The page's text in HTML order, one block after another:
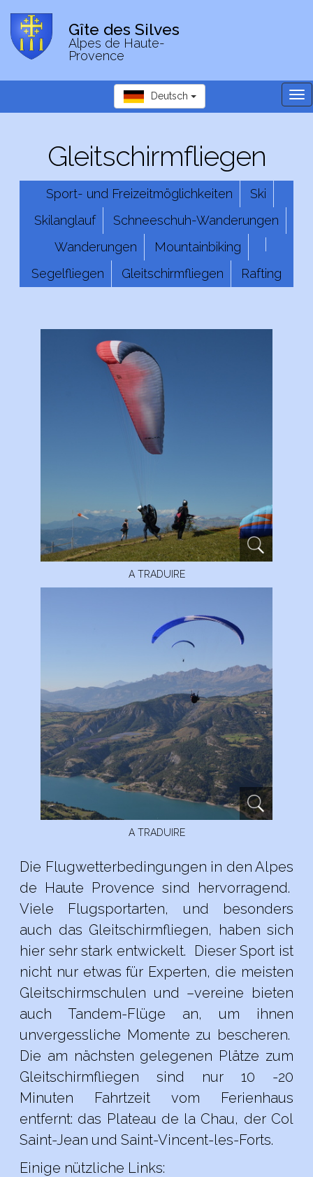
Gîte des Silves
Alpes de Haute-
Provence
Deutsch
Gleitschirmfliegen
Sport- und Freizeitmöglichkeiten
Ski
Skilanglauf
Schneeschuh-Wanderungen
Wanderungen
Mountainbiking
Segelfliegen
Gleitschirmfliegen Rafting
A TRADUIRE
A TRADUIRE
Die Flugwetterbedingungen in den Alpes
de Haute Provence sind hervorragend.
Viele Flugsportarten, und besonders
auch das Gleitschirmfliegen, haben sich
hier sehr stark entwickelt. Dieser Sport ist
nicht nur etwas für Experten, die meisten
Gleitschirmschulen und –vereine bieten
auch Tandem-Flüge an, um ihnen
unvergessliche Momente zu bescheren.
Die am nächsten gelegenen Plätze zum
Gleitschirmfliegen sind nur 10 -20
Minuten Fahrtzeit vom Ferienhaus
entfernt: das Plateau de la Chau, der Col
Saint-Jean und Saint-Vincent-les-Forts.
Einige nützliche Links: